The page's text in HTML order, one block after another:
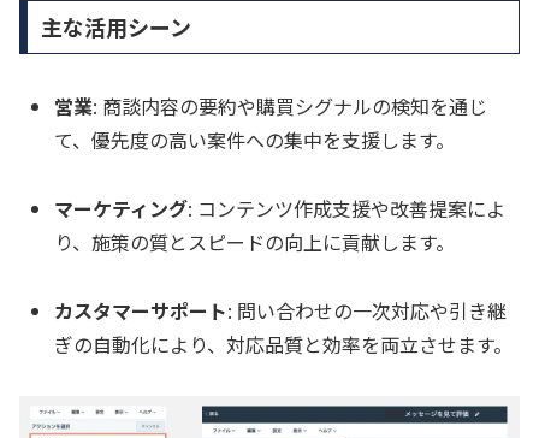
主な活用シーン
営業: 商談内容の要約や購買シグナルの検知を通じ
て、優先度の高い案件への集中を支援します。
マーケティング: コンテンツ作成支援や改善提案によ
り、施策の質とスピードの向上に貢献します。
カスタマーサポート: 問い合わせの一次対応や引き継
ぎの自動化により、対応品質と効率を両立させます。